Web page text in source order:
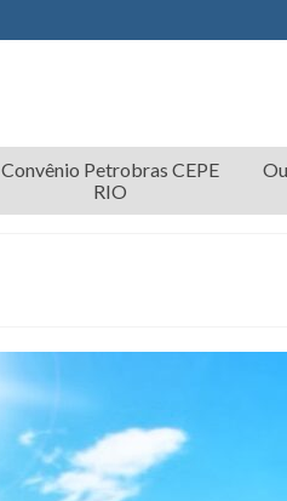
Convênio Petrobras CEPE
RIO